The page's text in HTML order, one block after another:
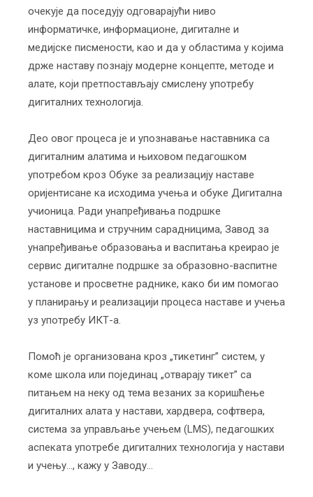
очекује да поседују одговарајући ниво
информатичке, информационе, дигиталне и
медијске писмености, као и да у областима у којима
држе наставу познају модерне концепте, методе и
алате, који претпостављају смислену употребу
дигиталних технологија.
Део овог процеса је и упознавање наставника са
дигиталним алатима и њиховом педагошком
употребом кроз Обуке за реализацију наставе
оријентисане ка исходима учења и обуке Дигитална
учионица. Ради унапређивања подршке
наставницима и стручним сарадницима, Завод за
унапређивање образовања и васпитања креирао је
сервис дигиталне подршке за образовно-васпитне
установе и просветне раднике, како би им помогао
у планирању и реализацији процеса наставе и учења
уз употребу ИКТ-а.
Помоћ је организована кроз „тикетинг” систем, у
коме школа или појединац „отварају тикет” са
питањем на неку од тема везаних за коришћење
дигиталних алата у настави, хардвера, софтвера,
система за управљање учењем (LMS), педагошких
аспеката употребе дигиталних технологија у настави
и учењу…, кажу у Заводу…